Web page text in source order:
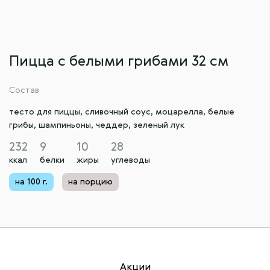
Пицца с белыми грибами 32 см
Состав
тесто для пиццы, сливочный соус, моцарелла, белые
грибы, шампиньоны, чеддер, зеленый лук
232
ккал
9
белки
10
жиры
28
углеводы
на 100 г. на порцию
Акции